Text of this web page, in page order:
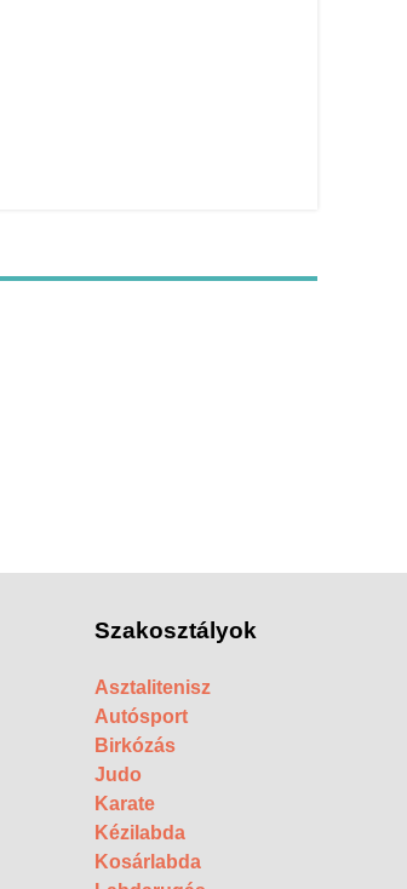
Szakosztályok
Asztalitenisz
Autósport
Birkózás
Judo
Karate
Kézilabda
Kosárlabda